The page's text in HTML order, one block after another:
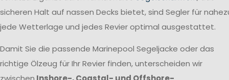
sicheren Halt auf nassen Decks bietet, sind Segler für
jede Wetterlage und jedes Revier optimal ausgestattet.
Damit Sie die passende Marinepool Segeljacke oder das
richtige Ölzeug für Ihr Revier finden, unterscheiden wir